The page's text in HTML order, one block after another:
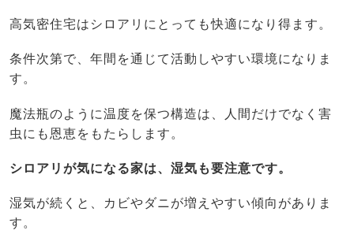
高気密住宅はシロアリにとっても快適になり得ます。
条件次第で、年間を通じて活動しやすい環境になりま
す。
魔法瓶のように温度を保つ構造は、人間だけでなく害
虫にも恩恵をもたらします。
シロアリが気になる家は、湿気も要注意です。
湿気が続くと、カビやダニが増えやすい傾向がありま
す。